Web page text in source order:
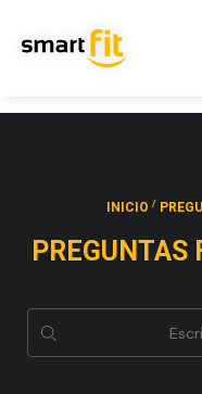
INICIO /
PREGUNTAS